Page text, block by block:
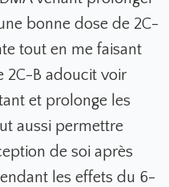
bonne dose de 2C-
tout en me faisant
2C-B adoucit voir
et prolonge les
aussi permettre
de soi après
les effets du 6-